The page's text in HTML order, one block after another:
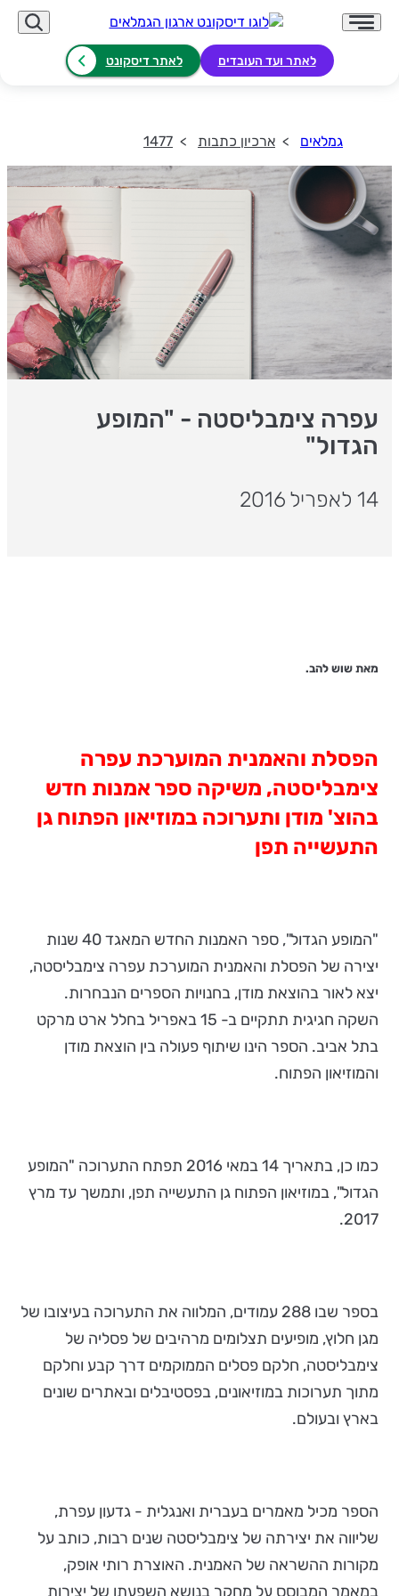
לאתר ועד העובדים לאתר דיסקונט
גמלאים ארכיון כתבות 1477
עפרה צימבליסטה - "המופע
הגדול"
14 לאפריל 2016
מאת שוש להב.
הפסלת והאמנית המוערכת עפרה
צימבליסטה, משיקה ספר אמנות חדש
בהוצ' מודן ותערוכה במוזיאון הפתוח גן
התעשייה תפן
"המופע הגדול", ספר האמנות החדש המאגד 40 שנות
יצירה של הפסלת והאמנית המוערכת עפרה צימבליסטה,
יצא לאור בהוצאת מודן, בחנויות הספרים הנבחרות.
השקה חגיגית תתקיים ב- 15 באפריל בחלל ארט מרקט
בתל אביב. הספר הינו שיתוף פעולה בין הוצאת מודן
והמוזיאון הפתוח.
כמו כן, בתאריך 14 במאי 2016 תפתח התערוכה "המופע
הגדול", במוזיאון הפתוח גן התעשייה תפן, ותמשך עד מרץ
2017.
בספר שבו 288 עמודים, המלווה את התערוכה בעיצובו של
מגן חלוץ, מופיעים תצלומים מרהיבים של פסליה של
צימבליסטה, חלקם פסלים הממוקמים דרך קבע וחלקם
מתוך תערוכות במוזיאונים, בפסטיבלים ובאתרים שונים
בארץ ובעולם.
הספר מכיל מאמרים בעברית ואנגלית - גדעון עפרת,
שליווה את יצירתה של צימבליסטה שנים רבות, כותב על
מקורות ההשראה של האמנית. האוצרת רותי אופק,
במאמר המבוסס על מחקר בנושא השפעתן של יצירות